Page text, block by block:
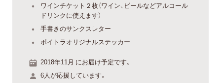
ワインチケット２枚（ワイン、ビールなどアルコール
ドリンクに使えます）
手書きのサンクスレター
ポイトラオリジナルステッカー
2018年11月 にお届け予定です。
6人が応援しています。